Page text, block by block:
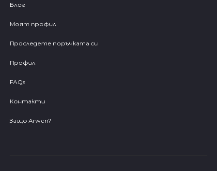
Блог
Моят профил
Проследете поръчката си
Профил
FAQs
Контакти
Защо Arwen?